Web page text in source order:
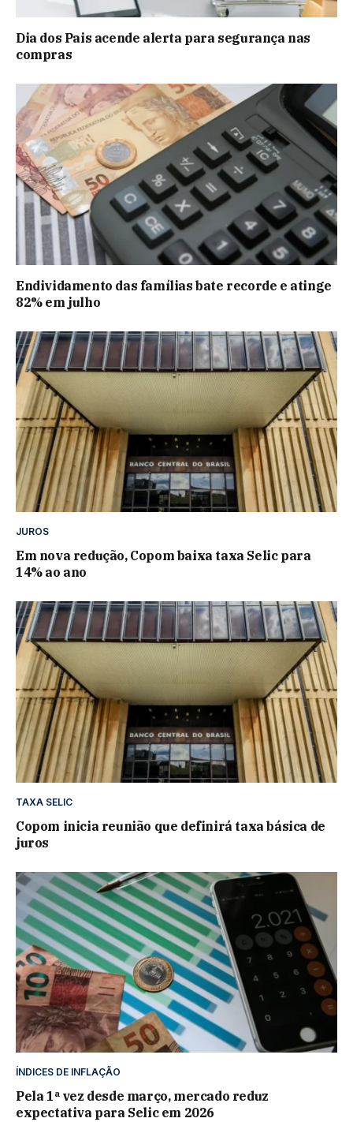
Dia dos Pais acende alerta para segurança nas
compras
Endividamento das famílias bate recorde e atinge
82% em julho
JUROS
Em nova redução, Copom baixa taxa Selic para
14% ao ano
TAXA SELIC
Copom inicia reunião que definirá taxa básica de
juros
ÍNDICES DE INFLAÇÃO
Pela 1ª vez desde março, mercado reduz
expectativa para Selic em 2026